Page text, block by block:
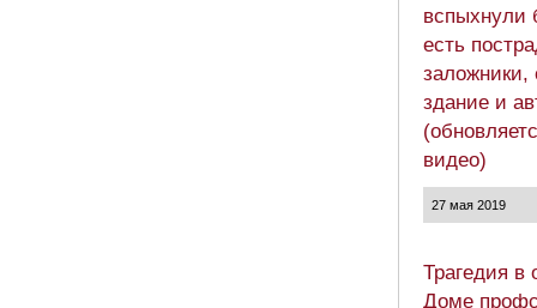
вспыхнули
есть
заложники,
здание и
видео)
27 мая 2019
Трагедия в
Доме